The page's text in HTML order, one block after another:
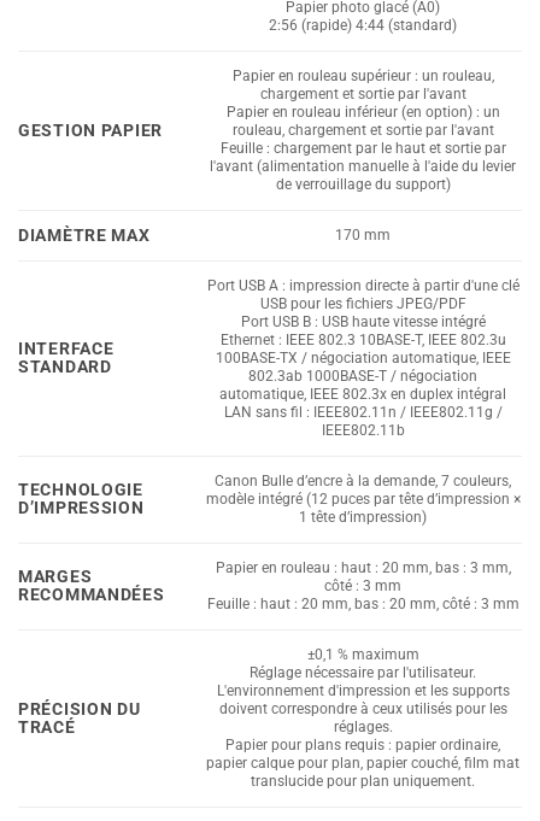
Papier photo glacé (A0)
2:56 (rapide) 4:44 (standard)
GESTION PAPIER
Papier en rouleau supérieur : un rouleau,
chargement et sortie par l'avant
Papier en rouleau inférieur (en option) : un
rouleau, chargement et sortie par l'avant
Feuille : chargement par le haut et sortie par
l'avant (alimentation manuelle à l'aide du levier
de verrouillage du support)
DIAMÈTRE MAX 170 mm
INTERFACE
STANDARD
Port USB A : impression directe à partir d'une clé
USB pour les fichiers JPEG/PDF
Port USB B : USB haute vitesse intégré
Ethernet : IEEE 802.3 10BASE-T, IEEE 802.3u
100BASE-TX / négociation automatique, IEEE
802.3ab 1000BASE-T / négociation
automatique, IEEE 802.3x en duplex intégral
LAN sans fil : IEEE802.11n / IEEE802.11g /
IEEE802.11b
TECHNOLOGIE
D’IMPRESSION
Canon Bulle d’encre à la demande, 7 couleurs,
modèle intégré (12 puces par tête d’impression ×
1 tête d’impression)
MARGES
RECOMMANDÉES
Papier en rouleau : haut : 20 mm, bas : 3 mm,
côté : 3 mm
Feuille : haut : 20 mm, bas : 20 mm, côté : 3 mm
PRÉCISION DU
TRACÉ
±0,1 % maximum
Réglage nécessaire par l'utilisateur.
L'environnement d'impression et les supports
doivent correspondre à ceux utilisés pour les
réglages.
Papier pour plans requis : papier ordinaire,
papier calque pour plan, papier couché, film mat
translucide pour plan uniquement.